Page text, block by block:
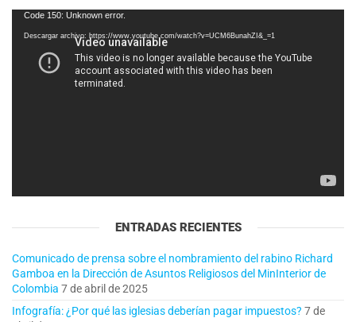
Reproductor
Code 150: Unknown error.
Descargar archivo: https://www.youtube.com/watch?v=UCM6BunahZI&_=1
ENTRADAS RECIENTES
Comunicado de prensa sobre el nombramiento del rabino Richard
Gamboa en la Dirección de Asuntos Religiosos del MinInterior de
Colombia 7 de abril de 2025
Infografía: ¿Por qué las iglesias deberían pagar impuestos? 7 de